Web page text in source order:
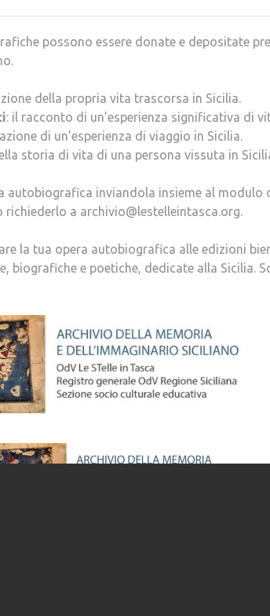
possono essere donate e depositate
della propria vita trascorsa in Sicilia.
: il racconto di un’esperienza significativa di
di un’esperienza di viaggio in Sicilia.
storia di vita di una persona vissuta in
autobiografica inviandola insieme al modulo
a archivio@lestelleintasca.org.
la tua opera autobiografica alle edizioni
biografiche e poetiche, dedicate alla Sicilia.